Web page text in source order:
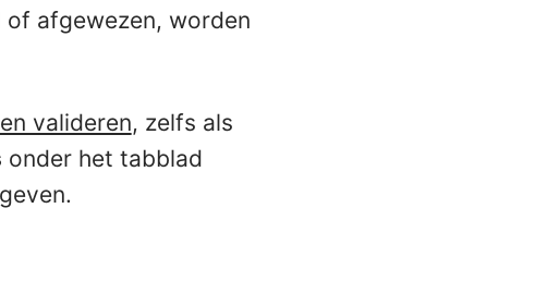
afgewezen, worden
valideren, zelfs als
onder het tabblad